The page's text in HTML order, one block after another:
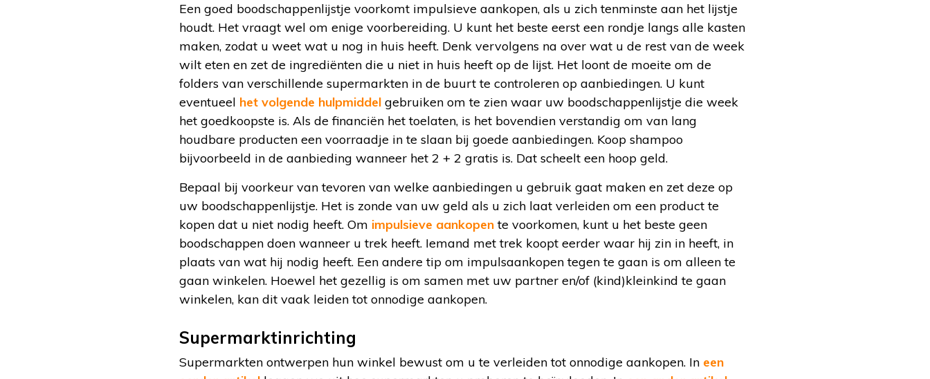
Een goed boodschappenlijstje voorkomt impulsieve aankopen, als u zich tenminste aan het lijstje
houdt. Het vraagt wel om enige voorbereiding. U kunt het beste eerst een rondje langs alle kasten
maken, zodat u weet wat u nog in huis heeft. Denk vervolgens na over wat u de rest van de week
wilt eten en zet de ingrediënten die u niet in huis heeft op de lijst. Het loont de moeite om de
folders van verschillende supermarkten in de buurt te controleren op aanbiedingen. U kunt
eventueel het volgende hulpmiddel gebruiken om te zien waar uw boodschappenlijstje die week
het goedkoopste is. Als de financiën het toelaten, is het bovendien verstandig om van lang
houdbare producten een voorraadje in te slaan bij goede aanbiedingen. Koop shampoo
bijvoorbeeld in de aanbieding wanneer het 2 + 2 gratis is. Dat scheelt een hoop geld.
Bepaal bij voorkeur van tevoren van welke aanbiedingen u gebruik gaat maken en zet deze op
uw boodschappenlijstje. Het is zonde van uw geld als u zich laat verleiden om een product te
kopen dat u niet nodig heeft. Om impulsieve aankopente voorkomen, kunt u het beste geen
boodschappen doen wanneer u trek heeft. Iemand met trek koopt eerder waar hij zin in heeft, in
plaats van wat hij nodig heeft. Een andere tip om impulsaankopen tegen te gaan is om alleen te
gaan winkelen. Hoewel het gezellig is om samen met uw partner en/of (kind)kleinkind te gaan
winkelen, kan dit vaak leiden tot onnodige aankopen.
Supermarktinrichting
Supermarkten ontwerpen hun winkel bewust om u te verleiden tot onnodige aankopen. In een